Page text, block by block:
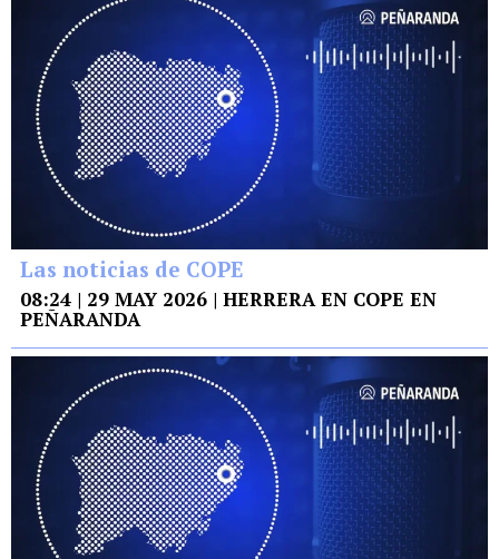
Las noticias de COPE
08:24 | 29 MAY 2026 | HERRERA EN COPE EN
PEÑARANDA